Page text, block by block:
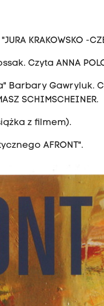
KRAKOWSKO -
Czyta ANNA
Gawryluk.
SCHIMSCHEINER.
z filmem).
AFRONT".